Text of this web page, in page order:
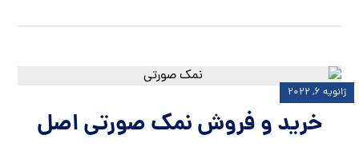
خرید و فروش نمک صورتی اصل
ژانویه ۶, ۲۰۲۲